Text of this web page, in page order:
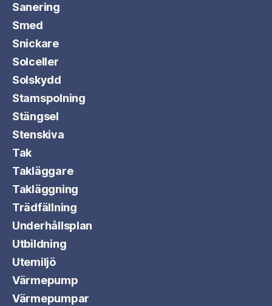
Sanering
Smed
Snickare
Solceller
Solskydd
Stamspolning
Stängsel
Stenskiva
Tak
Takläggare
Takläggning
Trädfällning
Underhållsplan
Utbildning
Utemiljö
Värmepump
Värmepumpar